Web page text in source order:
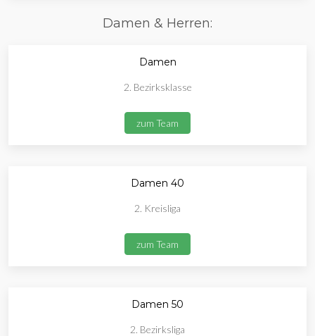
Damen & Herren:
Damen
2. Bezirksklasse
zum Team
Damen 40
2. Kreisliga
zum Team
Damen 50
2. Bezirksliga